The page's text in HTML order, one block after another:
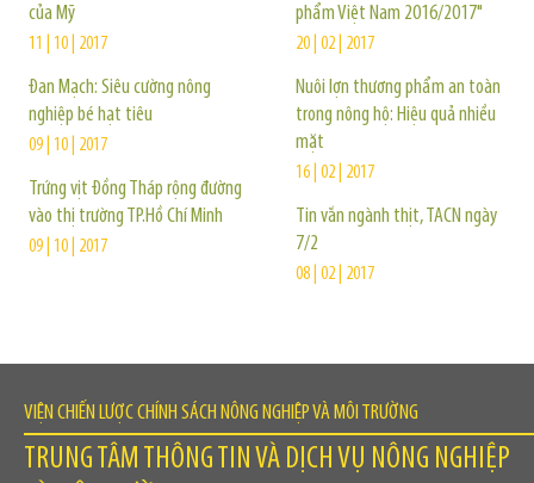
của Mỹ
11 | 10 | 2017
Đan Mạch: Siêu cường nông
nghiệp bé hạt tiêu
09 | 10 | 2017
Trứng vịt Đồng Tháp rộng đường
vào thị trường TP.Hồ Chí Minh
09 | 10 | 2017
phẩm Việt Nam 2016/2017"
20 | 02 | 2017
Nuôi lợn thương phẩm an toàn
trong nông hộ: Hiệu quả nhiều
mặt
16 | 02 | 2017
Tin vắn ngành thịt, TACN ngày
7/2
08 | 02 | 2017
VIỆN CHIẾN LƯỢC CHÍNH SÁCH NÔNG NGHIỆP VÀ MÔI TRƯỜNG
TRUNG TÂM THÔNG TIN VÀ DỊCH VỤ NÔNG NGHIỆP